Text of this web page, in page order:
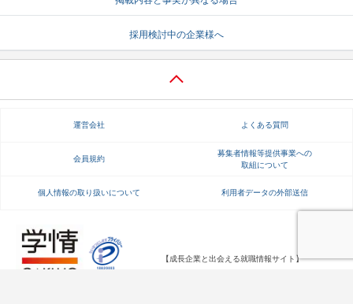
採用検討中の企業様へ
運営会社 よくある質問
会員規約
募集者情報等提供事業への
取組について
個人情報の取り扱いについて 利用者データの外部送信
【成長企業と出会える就職情報サイト】